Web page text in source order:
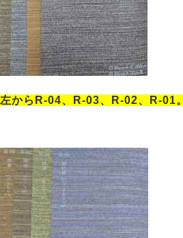
左からR-04、R-03、R-02、R-01。